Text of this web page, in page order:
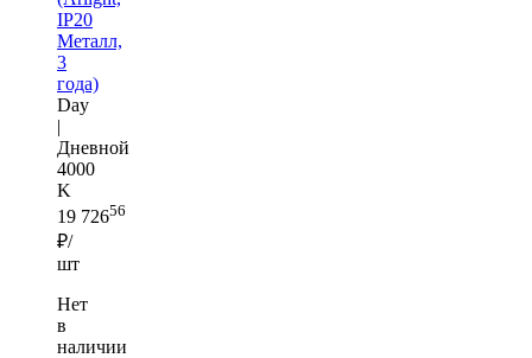
IP20
Металл,
3
года)
Day
|
Дневной
4000
K
19 72656
₽/
шт
Нет
в
наличии